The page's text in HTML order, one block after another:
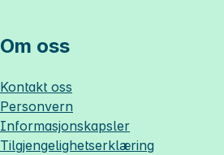
Om oss
Kontakt oss
Personvern
Informasjonskapsler
Tilgjengelighetserklæring